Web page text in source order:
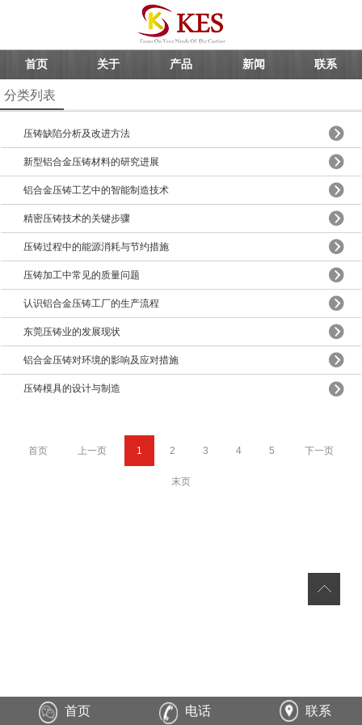
首页 关于 产品 新闻 联系
分类列表
压铸缺陷分析及改进方法
新型铝合金压铸材料的研究进展
铝合金压铸工艺中的智能制造技术
精密压铸技术的关键步骤
压铸过程中的能源消耗与节约措施
压铸加工中常见的质量问题
认识铝合金压铸工厂的生产流程
东莞压铸业的发展现状
铝合金压铸对环境的影响及应对措施
压铸模具的设计与制造
首页 上一页 1 2 3 4 5 下一页
末页
首页 电话 联系